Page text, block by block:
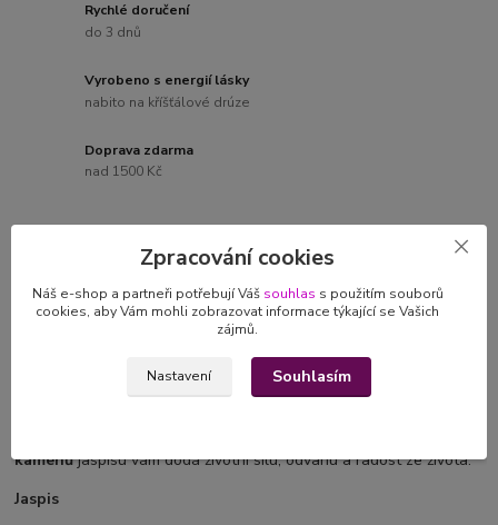
Rychlé doručení
do 3 dnů
Vyrobeno s energií lásky
nabito na kříšťálové drúze
Doprava zdarma
nad 1500 Kč
Kompletní specifikace
kamenůjaspisu vám dodá životní sílu, odvahu a radost ze života.
Jaspis
Zpracování cookies
Náš e-shop a partneři potřebují Váš souhlas s použitím souborů
cookies, aby Vám mohli zobrazovat informace týkající se Vašich
zájmů.
Nastavení Souhlasím